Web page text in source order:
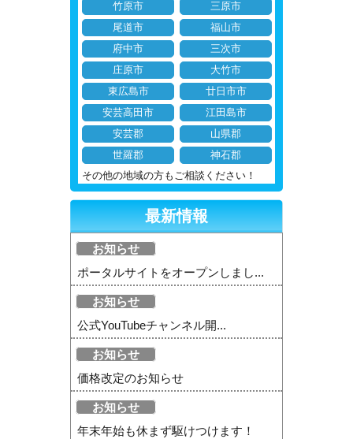
竹原市
三原市
尾道市
福山市
府中市
三次市
庄原市
大竹市
東広島市
廿日市市
安芸高田市
江田島市
安芸郡
山県郡
世羅郡
神石郡
その他の地域の方もご相談ください！
最新情報
お知らせ
ポータルサイトをオープンしまし...
お知らせ
公式YouTubeチャンネル開...
お知らせ
価格改定のお知らせ
お知らせ
年末年始も休まず駆けつけます！